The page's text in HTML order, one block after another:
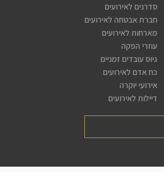
סדרנים לאירועים
חברת אבטחה לאירועים
מארחות לאירועים
עוזרי הפקה
גיוס עובדים זמניים
כח אדם לאירועים
אירועי יוקרה
דיילות לאירועים